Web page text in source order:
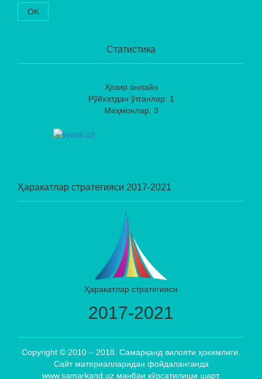
OK
Статистика
Ҳозир онлайн
Рўйхатдан ўтганлар: 1
Меҳмонлар: 3
Ҳаракатлар стратегияси 2017-2021
Ҳаракатлар стратегияси
2017-2021
Copyright © 2010 – 2018. Самарқанд вилояти ҳокимлиги.
Сайт материалларидан фойдаланганда
www.samarkand.uz манбаи кўрсатилиши шарт.